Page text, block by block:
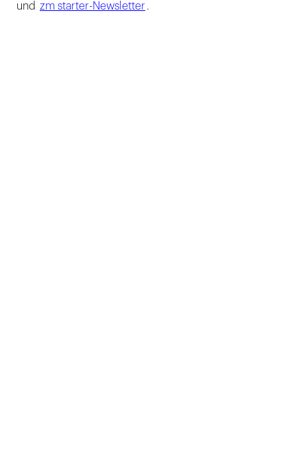
und zm starter-Newsletter .